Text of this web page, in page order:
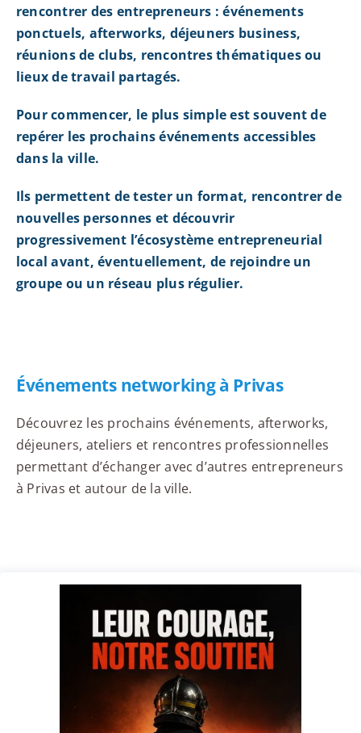
rencontrer des entrepreneurs : événements
ponctuels, afterworks, déjeuners business,
réunions de clubs, rencontres thématiques ou
lieux de travail partagés.
Pour commencer, le plus simple est souvent de
repérer les prochains événements accessibles
dans la ville.
Ils permettent de tester un format, rencontrer de
nouvelles personnes et découvrir
progressivement l’écosystème entrepreneurial
local avant, éventuellement, de rejoindre un
groupe ou un réseau plus régulier.
Événements networking à Privas
Découvrez les prochains événements, afterworks,
déjeuners, ateliers et rencontres professionnelles
permettant d’échanger avec d’autres entrepreneurs
à Privas et autour de la ville.